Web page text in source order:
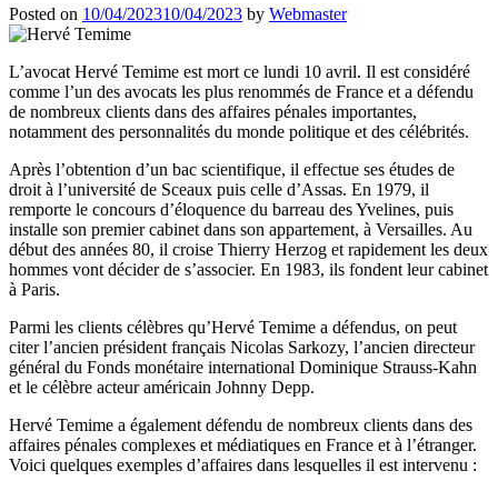
Posted on 10/04/202310/04/2023 by Webmaster
L’avocat Hervé Temime est mort ce lundi 10 avril. Il est considéré
comme l’un des avocats les plus renommés de France et a défendu
de nombreux clients dans des affaires pénales importantes,
notamment des personnalités du monde politique et des célébrités.
Après l’obtention d’un bac scientifique, il effectue ses études de
droit à l’université de Sceaux puis celle d’Assas. En 1979, il
remporte le concours d’éloquence du barreau des Yvelines, puis
installe son premier cabinet dans son appartement, à Versailles. Au
début des années 80, il croise Thierry Herzog et rapidement les deux
hommes vont décider de s’associer. En 1983, ils fondent leur cabinet
à Paris.
Parmi les clients célèbres qu’Hervé Temime a défendus, on peut
citer l’ancien président français Nicolas Sarkozy, l’ancien directeur
général du Fonds monétaire international Dominique Strauss-Kahn
et le célèbre acteur américain Johnny Depp.
Hervé Temime a également défendu de nombreux clients dans des
affaires pénales complexes et médiatiques en France et à l’étranger.
Voici quelques exemples d’affaires dans lesquelles il est intervenu :